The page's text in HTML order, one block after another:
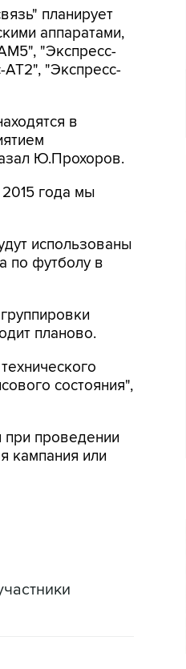
планирует
аппаратами,
"Экспресс-
"Экспресс-
в
Ю.Прохоров.
года мы
использованы
по футболу в
планово.
состояния",
при проведении
кампания или